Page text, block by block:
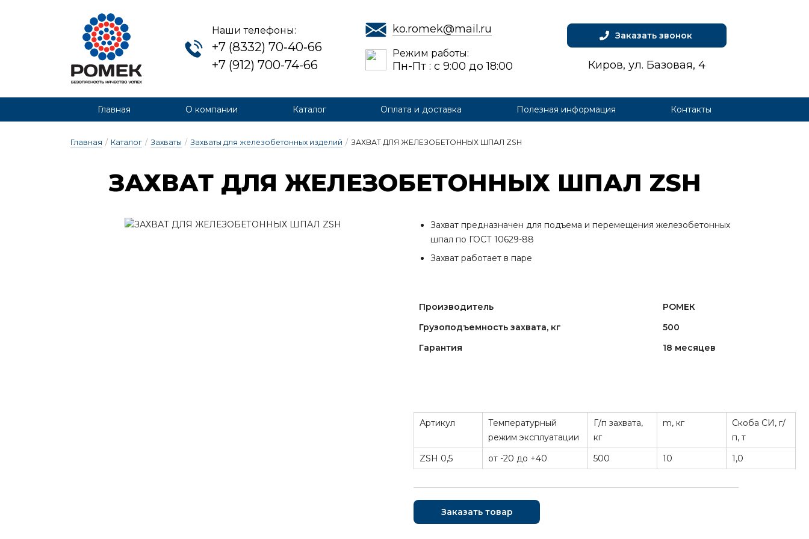
Главная О компании Каталог Оплата и доставка Полезная информация Контакты
Наши телефоны:
+7 (8332) 70‑40‑66
+7 (912) 700-74-66
ko.romek@mail.ru
Режим работы:
Пн-Пт : с 9:00 до 18:00
Заказать звонок
Киров, ул. Базовая, 4
Главная / Каталог / Захваты / Захваты для железобетонных изделий / ЗАХВАТ ДЛЯ ЖЕЛЕЗОБЕТОННЫХ ШПАЛ ZSH
ЗАХ­ВАТ ДЛЯ ЖЕ­ЛЕ­ЗО­БЕ­ТОН­НЫХ ШПАЛ ZSH
Захват предназначен для подъема и перемещения железобетонных
шпал по ГОСТ 10629-88
Захват работает в паре
Производитель
РОМЕК
Грузоподъемность захвата, кг
500
Гарантия
18 месяцев
Артикул
Температурный
режим эксплуатации
Г/п захвата,
кг
m, кг
Скоба СИ, г/
п, т
ZSH 0,5
от -20 до +40 500 10 1,0
Заказать товар